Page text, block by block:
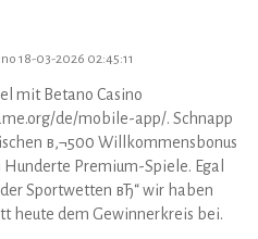
18-03-2026 02:45:11
mit Betano Casino
de/mobile-app/. Schnapp
в‚¬500 Willkommensbonus
Premium-Spiele. Egal
Sportwetten вЂ“ wir haben
heute dem Gewinnerkreis bei.